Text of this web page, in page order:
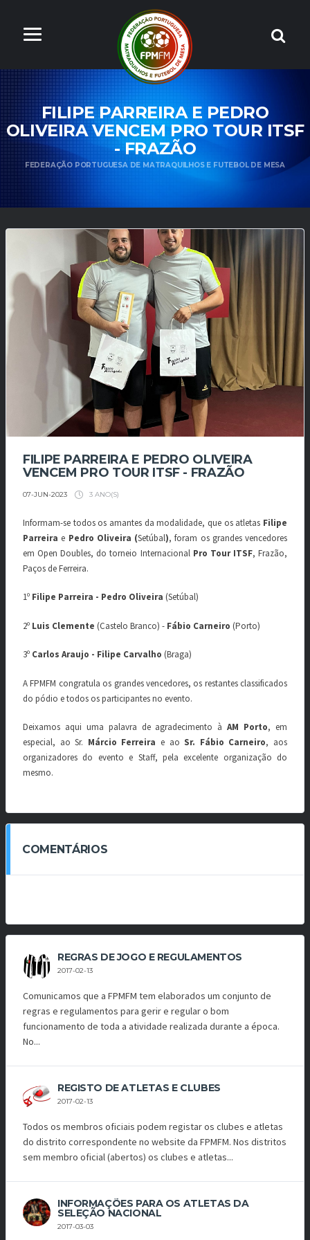
FILIPE PARREIRA E PEDRO
OLIVEIRA VENCEM PRO TOUR ITSF
- FRAZÃO
FEDERAÇÃO PORTUGUESA DE MATRAQUILHOS E FUTEBOL DE MESA
FILIPE PARREIRA E PEDRO OLIVEIRA
VENCEM PRO TOUR ITSF - FRAZÃO
07-JUN-2023 3 ANO(S)
Informam-se todos os amantes da modalidade, que os atletas Filipe
Parreira e Pedro Oliveira (Setúbal), foram os grandes vencedores
em Open Doubles, do torneio Internacional Pro Tour ITSF, Frazão,
Paços de Ferreira.
1º Filipe Parreira - Pedro Oliveira (Setúbal)
2º Luis Clemente (Castelo Branco) - Fábio Carneiro (Porto)
3º Carlos Araujo - Filipe Carvalho (Braga)
A FPMFM congratula os grandes vencedores, os restantes classificados
do pódio e todos os participantes no evento.
Deixamos aqui uma palavra de agradecimento àAM Porto, em
especial, ao Sr. Márcio Ferreira e ao Sr. Fábio Carneiro, aos
organizadores do evento e Staff, pela excelente organização do
mesmo.
COMENTÁRIOS
REGRAS DE JOGO E REGULAMENTOS
2017-02-13
Comunicamos que a FPMFM tem elaborados um conjunto de
regras e regulamentos para gerir e regular o bom
funcionamento de toda a atividade realizada durante a época.
No...
REGISTO DE ATLETAS E CLUBES
2017-02-13
Todos os membros oficiais podem registar os clubes e atletas
do distrito correspondente no website da FPMFM. Nos distritos
sem membro oficial (abertos) os clubes e atletas...
INFORMAÇÕES PARA OS ATLETAS DA
SELEÇÃO NACIONAL
2017-03-03